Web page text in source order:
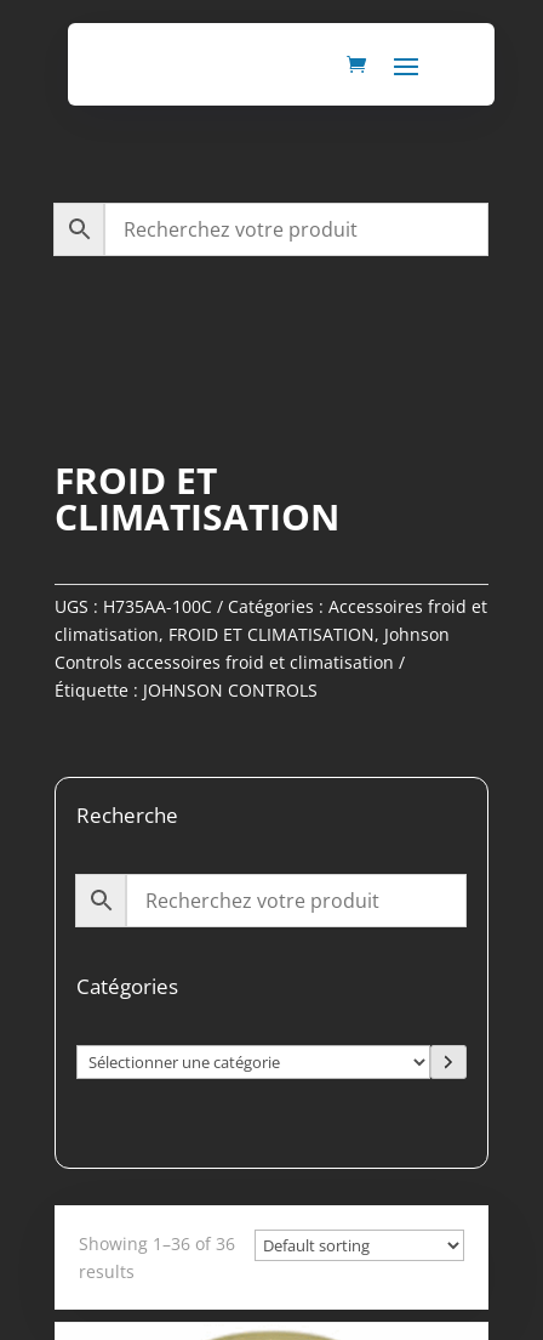
FROID ET
CLIMATISATION
UGS : H735AA-100C Catégories : Accessoires froid et
climatisation, FROID ET CLIMATISATION, Johnson
Controls accessoires froid et climatisation
Étiquette : JOHNSON CONTROLS
Recherche
Catégories
Sélectionner
une
Showing 1–36 of 36
results